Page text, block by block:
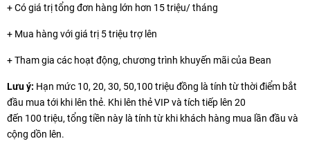
+ Có giá trị tổng đơn hàng lớn hơn 15 triệu/ tháng
+ Mua hàng với giá trị 5 triệu trợ lên
+ Tham gia các hoạt động, chương trình khuyến mãi của Bean
Lưu ý: Hạn mức 10, 20, 30, 50,100 triệu đồng là tính từ thời điểm bắt
đầu mua tới khi lên thẻ. Khi lên thẻ VIP và tích tiếp lên 20
đến 100 triệu, tổng tiền này là tính từ khi khách hàng mua lần đầu và
cộng dồn lên.